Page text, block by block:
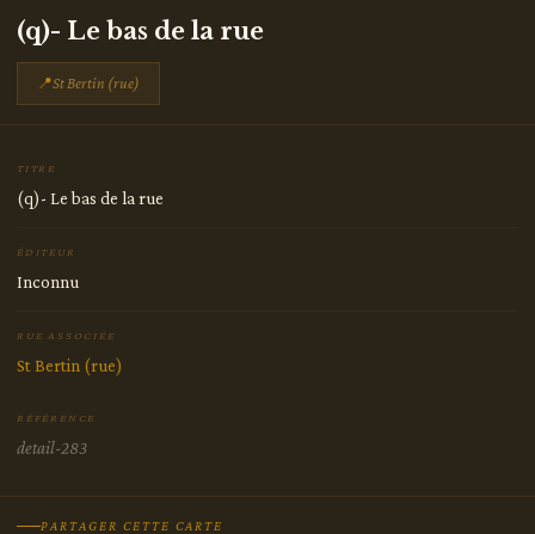
(q)- Le bas de la rue
📍St Bertin (rue)
TITRE
(q)- Le bas de la rue
ÉDITEUR
Inconnu
RUE ASSOCIÉE
St Bertin (rue)
RÉFÉRENCE
detail-283
PARTAGER CETTE CARTE